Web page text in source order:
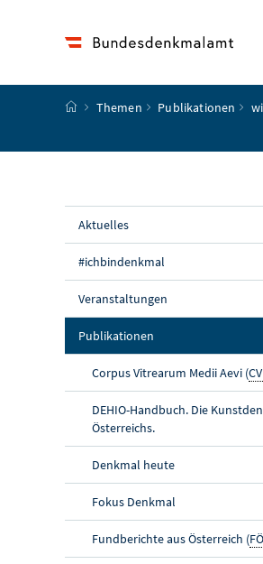
Startseite
Themen Publikationen
Aktuelles
#ichbindenkmal
Veranstaltungen
Publikationen(aktuelle Seite)
Corpus Vitrearum Medii Aevi (
DEHIO-Handbuch. Die
Österreichs.
Denkmal heute
Fokus Denkmal
Fundberichte aus Österreich (FÖ